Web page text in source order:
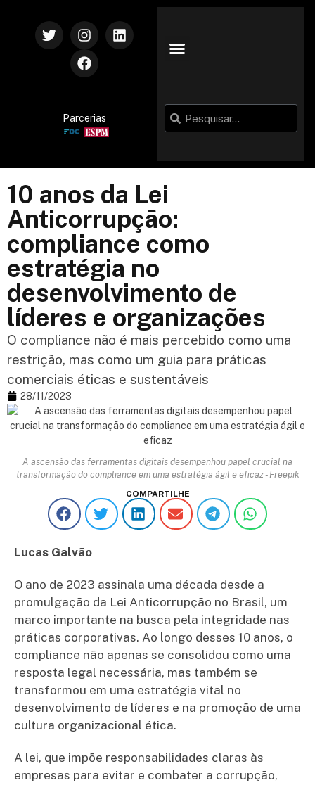
Parcerias
10 anos da Lei
Anticorrupção:
compliance como
estratégia no
desenvolvimento de
líderes e organizações
O compliance não é mais percebido como uma
restrição, mas como um guia para práticas
comerciais éticas e sustentáveis
28/11/2023
A ascensão das ferramentas digitais desempenhou papel crucial na
transformação do compliance em uma estratégia ágil e eficaz - Freepik
COMPARTILHE
Lucas Galvão
O ano de 2023 assinala uma década desde a
promulgação da Lei Anticorrupção no Brasil, um
marco importante na busca pela integridade nas
práticas corporativas. Ao longo desses 10 anos, o
compliance não apenas se consolidou como uma
resposta legal necessária, mas também se
transformou em uma estratégia vital no
desenvolvimento de líderes e na promoção de uma
cultura organizacional ética.
A lei, que impõe responsabilidades claras às
empresas para evitar e combater a corrupção,